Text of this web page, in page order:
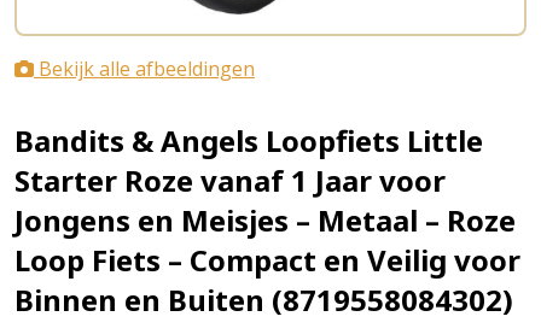
Bekijk alle afbeeldingen
Bandits & Angels Loopfiets Little
Starter Roze vanaf 1 Jaar voor
Jongens en Meisjes – Metaal – Roze
Loop Fiets – Compact en Veilig voor
Binnen en Buiten (8719558084302)